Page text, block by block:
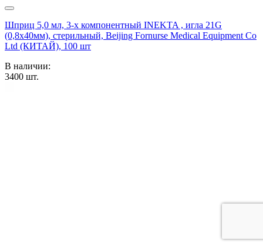
Шприц 5,0 мл, 3-х компонентный INEKTA , игла 21G
(0,8х40мм), стерильный, Beijing Fornurse Medical Equipment Co
Ltd (КИТАЙ), 100 шт
В наличии:
3400 шт.